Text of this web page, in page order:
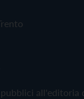
all'editoria